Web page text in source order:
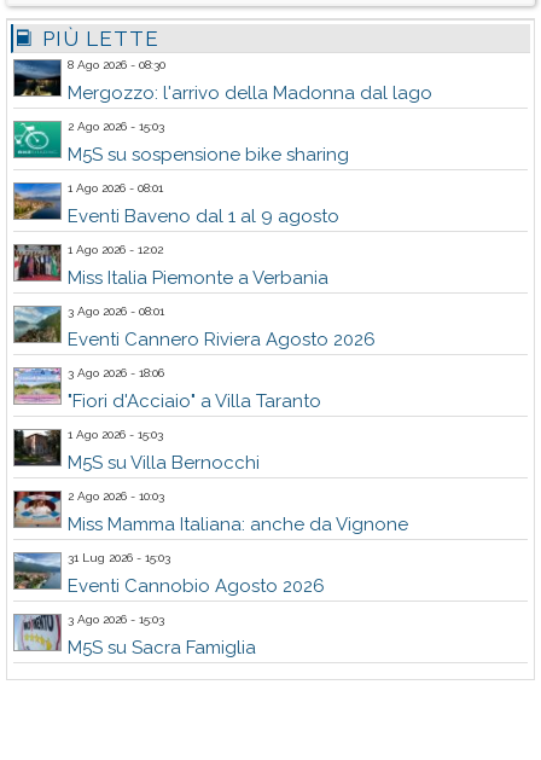
PIÙ LETTE
8 Ago 2026 - 08:30
Mergozzo: l'arrivo della Madonna dal lago
2 Ago 2026 - 15:03
M5S su sospensione bike sharing
1 Ago 2026 - 08:01
Eventi Baveno dal 1 al 9 agosto
1 Ago 2026 - 12:02
Miss Italia Piemonte a Verbania
3 Ago 2026 - 08:01
Eventi Cannero Riviera Agosto 2026
3 Ago 2026 - 18:06
"Fiori d'Acciaio" a Villa Taranto
1 Ago 2026 - 15:03
M5S su Villa Bernocchi
2 Ago 2026 - 10:03
Miss Mamma Italiana: anche da Vignone
31 Lug 2026 - 15:03
Eventi Cannobio Agosto 2026
3 Ago 2026 - 15:03
M5S su Sacra Famiglia